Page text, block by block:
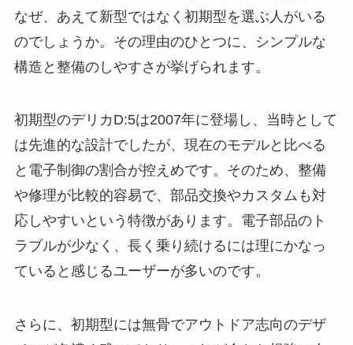
なぜ、あえて新型ではなく初期型を選ぶ人がいる
のでしょうか。その理由のひとつに、シンプルな
構造と整備のしやすさが挙げられます。
初期型のデリカD:5は2007年に登場し、当時として
は先進的な設計でしたが、現在のモデルと比べる
と電子制御の割合が控えめです。そのため、整備
や修理が比較的容易で、部品交換やカスタムも対
応しやすいという特徴があります。電子部品のト
ラブルが少なく、長く乗り続けるには理にかなっ
ていると感じるユーザーが多いのです。
さらに、初期型には無骨でアウトドア志向のデザ